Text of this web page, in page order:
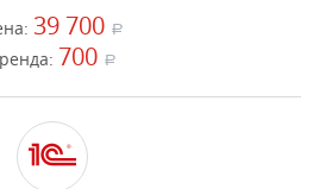
39 700 a
700 a